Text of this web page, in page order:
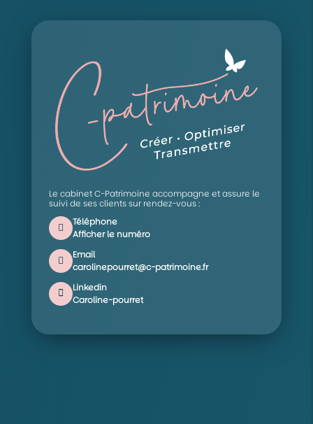
Le cabinet C-Patrimoine accompagne et assure le
suivi de ses clients sur rendez-vous :
Téléphone
Afficher le numéro
Email
carolinepourret@c-patrimoine.fr
Linkedin
Caroline-pourret